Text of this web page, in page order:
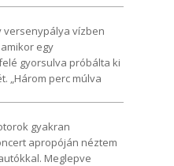
versenypálya vízben
egy
gyorsulva próbálta ki
„Három perc múlva
gyakran
apropóján néztem
Meglepve